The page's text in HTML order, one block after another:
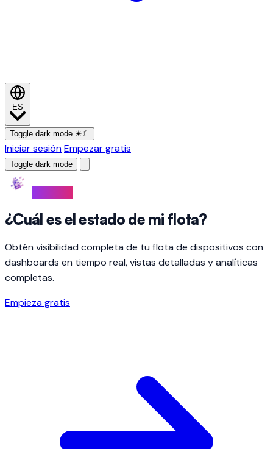
ES
Toggle dark mode ☀☾
Iniciar sesiónEmpezar gratis
Toggle dark mode
¿Cuál es el estado de mi flota?
Obtén visibilidad completa de tu flota de dispositivos con
dashboards en tiempo real, vistas detalladas y analíticas
completas.
Empieza gratis